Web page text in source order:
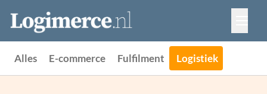
Vacatures
Events
Alles E-commerce Fulfilment Logistiek